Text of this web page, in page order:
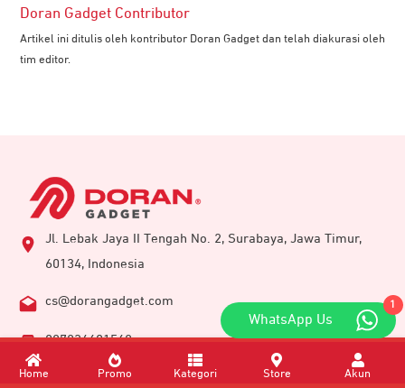
Doran Gadget Contributor
Artikel ini ditulis oleh kontributor Doran Gadget dan telah diakurasi oleh
tim editor.
Jl. Lebak Jaya II Tengah No. 2, Surabaya, Jawa Timur,
60134, Indonesia
cs@dorangadget.com
087834601568
1
WhatsApp Us
Home Promo Kategori Store Akun